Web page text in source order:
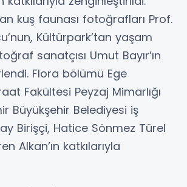
kuş faunası fotoğrafları Prof.
Kültürpark’tan yaşam
sanatçısı Umut Bayır’ın
Flora bölümü Ege
Fakültesi Peyzaj Mimarlığı
Büyükşehir Belediyesi iş
Birişçi, Hatice Sönmez Türel
Alkan’ın katkılarıyla